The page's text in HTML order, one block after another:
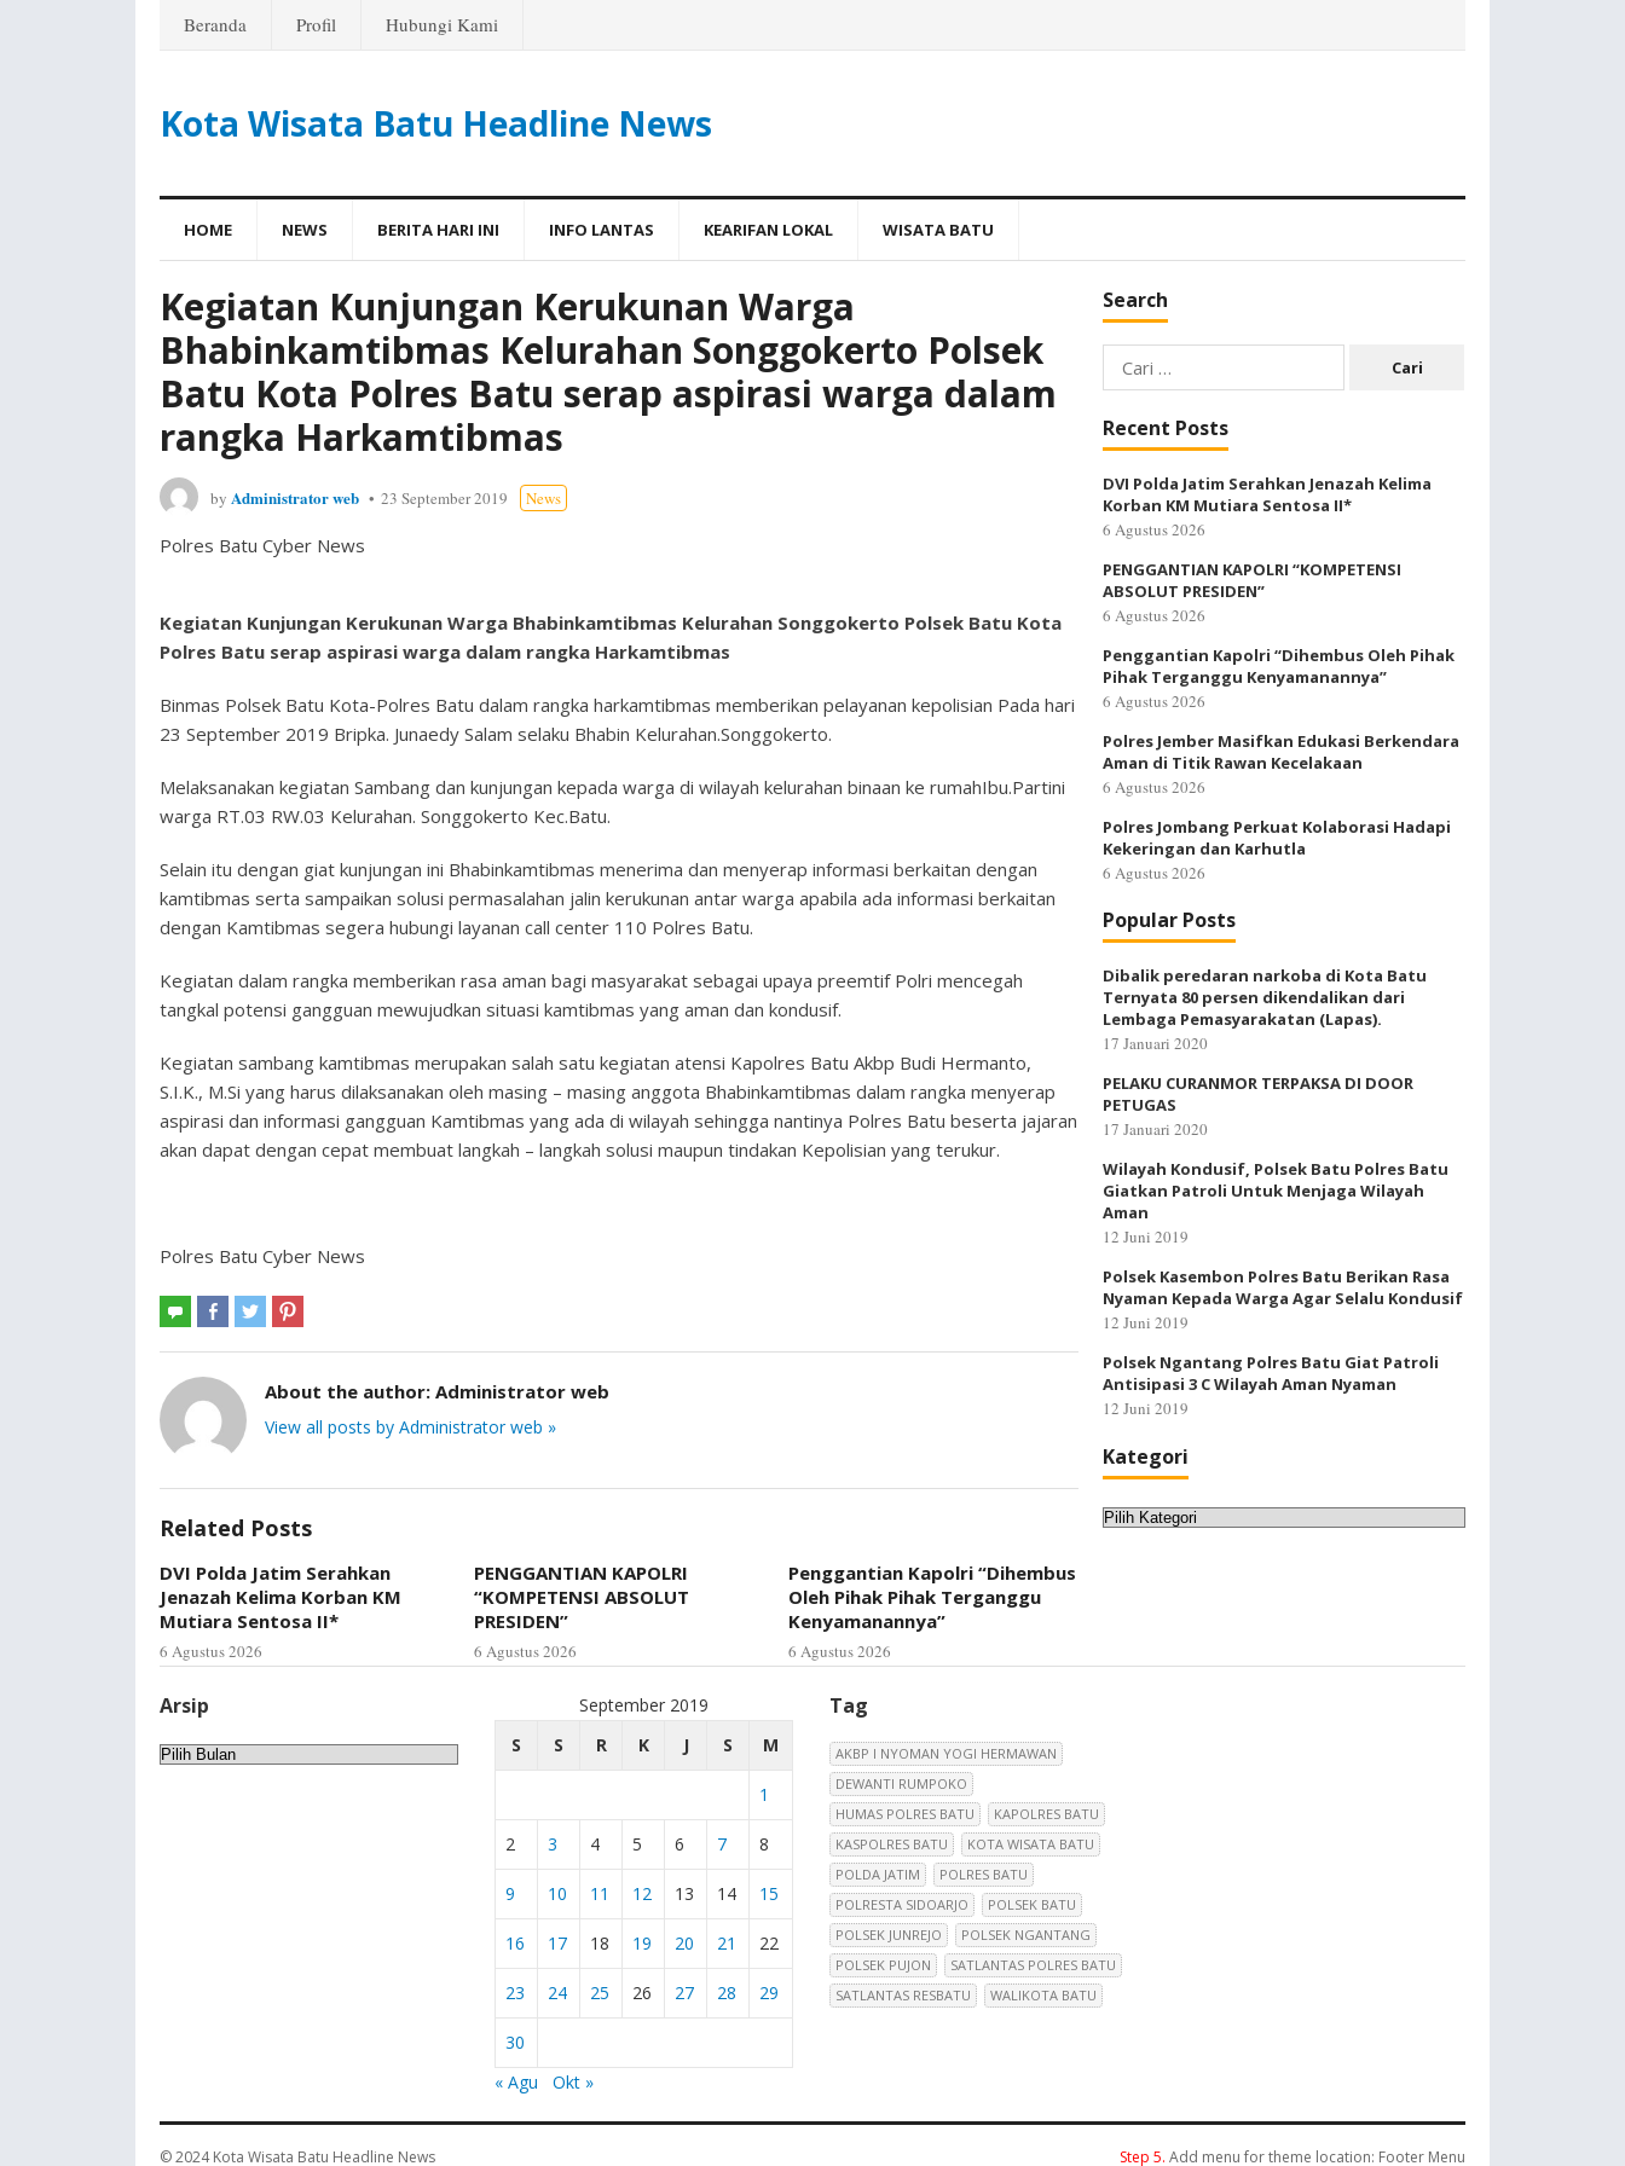
Beranda Profil Hubungi Kami
Kota Wisata Batu Headline News
HOME NEWS BERITA HARI INI INFO LANTAS KEARIFAN LOKAL WISATA BATU
Kegiatan Kunjungan Kerukunan Warga
Bhabinkamtibmas Kelurahan Songgokerto Polsek
Batu Kota Polres Batu serap aspirasi warga dalam
rangka Harkamtibmas
by Administrator web 23 September 2019 News
Polres Batu Cyber News
Kegiatan Kunjungan Kerukunan Warga Bhabinkamtibmas Kelurahan Songgokerto Polsek Batu Kota
Polres Batu serap aspirasi warga dalam rangka Harkamtibmas
Binmas Polsek Batu Kota-Polres Batu dalam rangka harkamtibmas memberikan pelayanan kepolisian Pada hari
23 September 2019 Bripka. Junaedy Salam selaku Bhabin Kelurahan.Songgokerto.
Melaksanakan kegiatan Sambang dan kunjungan kepada warga di wilayah kelurahan binaan ke rumahIbu.Partini
warga RT.03 RW.03 Kelurahan. Songgokerto Kec.Batu.
Selain itu dengan giat kunjungan ini Bhabinkamtibmas menerima dan menyerap informasi berkaitan dengan
kamtibmas serta sampaikan solusi permasalahan jalin kerukunan antar warga apabila ada informasi berkaitan
dengan Kamtibmas segera hubungi layanan call center 110 Polres Batu.
Kegiatan dalam rangka memberikan rasa aman bagi masyarakat sebagai upaya preemtif Polri mencegah
tangkal potensi gangguan mewujudkan situasi kamtibmas yang aman dan kondusif.
Kegiatan sambang kamtibmas merupakan salah satu kegiatan atensi Kapolres Batu Akbp Budi Hermanto,
S.I.K., M.Si yang harus dilaksanakan oleh masing – masing anggota Bhabinkamtibmas dalam rangka menyerap
aspirasi dan informasi gangguan Kamtibmas yang ada di wilayah sehingga nantinya Polres Batu beserta jajaran
akan dapat dengan cepat membuat langkah – langkah solusi maupun tindakan Kepolisian yang terukur.
Polres Batu Cyber News
About the author: Administrator web
View all posts by Administrator web »
Related Posts
DVI Polda Jatim Serahkan
Jenazah Kelima Korban KM
Mutiara Sentosa II*
6 Agustus 2026
PENGGANTIAN KAPOLRI
“KOMPETENSI ABSOLUT
PRESIDEN”
6 Agustus 2026
Penggantian Kapolri “Dihembus
Oleh Pihak Pihak Terganggu
Kenyamanannya”
6 Agustus 2026
Search
Cari
untuk:
Recent Posts
DVI Polda Jatim Serahkan Jenazah Kelima
Korban KM Mutiara Sentosa II*
6 Agustus 2026
PENGGANTIAN KAPOLRI “KOMPETENSI
ABSOLUT PRESIDEN”
6 Agustus 2026
Penggantian Kapolri “Dihembus Oleh Pihak
Pihak Terganggu Kenyamanannya”
6 Agustus 2026
Polres Jember Masifkan Edukasi Berkendara
Aman di Titik Rawan Kecelakaan
6 Agustus 2026
Polres Jombang Perkuat Kolaborasi Hadapi
Kekeringan dan Karhutla
6 Agustus 2026
Popular Posts
Dibalik peredaran narkoba di Kota Batu
Ternyata 80 persen dikendalikan dari
Lembaga Pemasyarakatan (Lapas).
17 Januari 2020
PELAKU CURANMOR TERPAKSA DI DOOR
PETUGAS
17 Januari 2020
Wilayah Kondusif, Polsek Batu Polres Batu
Giatkan Patroli Untuk Menjaga Wilayah
Aman
12 Juni 2019
Polsek Kasembon Polres Batu Berikan Rasa
Nyaman Kepada Warga Agar Selalu Kondusif
12 Juni 2019
Polsek Ngantang Polres Batu Giat Patroli
Antisipasi 3 C Wilayah Aman Nyaman
12 Juni 2019
Kategori
Kategori
Arsip
Arsip
September 2019
S
S R K J S M
1
2 3 4 5 6 7 8
9 10 11 12 13 14 15
16 17 18 19 20 21 22
23 24 25 26 27 28 29
30
« Agu
Okt »
Tag
AKBP I NYOMAN YOGI HERMAWAN
DEWANTI RUMPOKO
HUMAS POLRES BATU
KAPOLRES BATU
KASPOLRES BATU
KOTA WISATA BATU
POLDA JATIM
POLRES BATU
POLRESTA SIDOARJO
POLSEK BATU
POLSEK JUNREJO
POLSEK NGANTANG
POLSEK PUJON
SATLANTAS POLRES BATU
SATLANTAS RESBATU
WALIKOTA BATU
© 2024Kota Wisata Batu Headline News Step 5. Add menu for theme location: Footer Menu